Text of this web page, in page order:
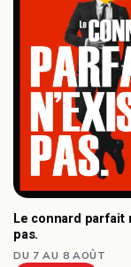
Le connard parfait
pas.
DU 7 AU 8 AOÛT